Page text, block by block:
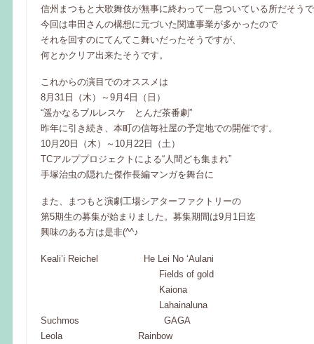
信州まつもと大歌舞伎が無事に終わって一息ついている所だそう
今回は串田さんの構想に元づいた関連事業が多かったので
それを回すのにてんてこ舞いだったそうですが、
何とかクリア出来たそうです。
これからの演目でのオススメは
8月31日（木）～9月4日（日）
“遥かなるブルレスケ とんだ茶番劇”
昨年に引き続き、本町の信毎社屋の予定地での開催です。
10月20日（木）～10月22日（土）
TCアルププロジェクトによる“人間ども集まれ”
手塚治虫の隠れた傑作長編マンガを舞台に
また、まつもと演劇工場シアターファクトリーの
第5期生の募集が始まりました。募集期間は9月1日迄
興味のある方は是非(^^♪
Keali’i Reichel He Lei No ‘Aulani
Fields of gold
Kaiona
Lahainaluna
Suchmos GAGA
Leola Rainbow